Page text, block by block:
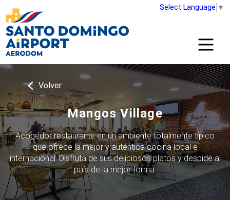
Select Language ▼
Volver
Mangos Village
Acogedor restaurante en un ambiente totalmente típico
que ofrece la mejor y auténtica cocina local e
internacional. Disfruta de sus deliciosos platos y despide al
país de la mejor forma.